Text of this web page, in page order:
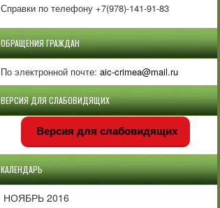
Справки по телефону +7(978)-141-91-83
ОБРАЩЕНИЯ ГРАЖДАН
По электронной почте: aic-crimea@mail.ru
ВЕРСИЯ ДЛЯ СЛАБОВИДЯЩИХ
Версия для слабовидящих
КАЛЕНДАРЬ
НОЯБРЬ 2016